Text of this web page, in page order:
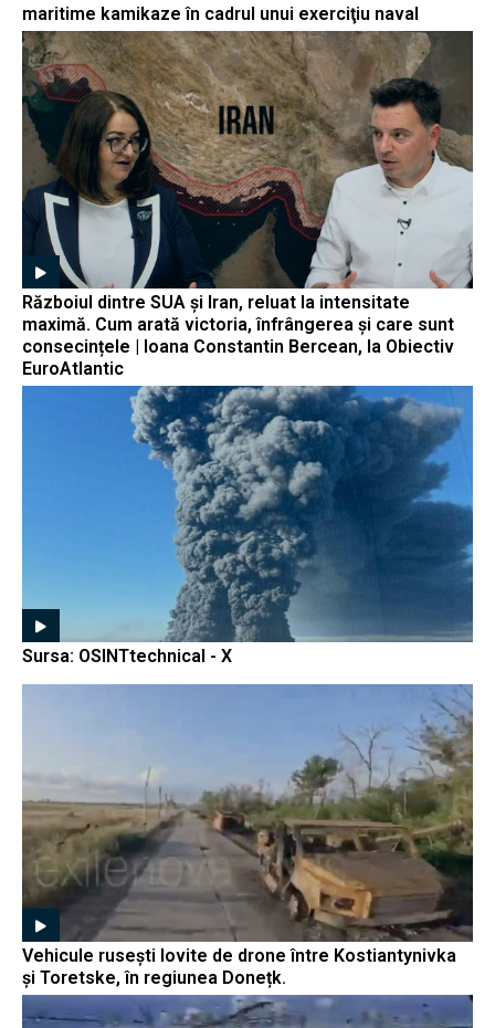
maritime kamikaze în cadrul unui exerciţiu naval
Războiul dintre SUA și Iran, reluat la intensitate
maximă. Cum arată victoria, înfrângerea și care sunt
consecințele | Ioana Constantin Bercean, la Obiectiv
EuroAtlantic
Sursa: OSINTtechnical - X
Vehicule rusești lovite de drone între Kostiantynivka
și Toretske, în regiunea Donețk.